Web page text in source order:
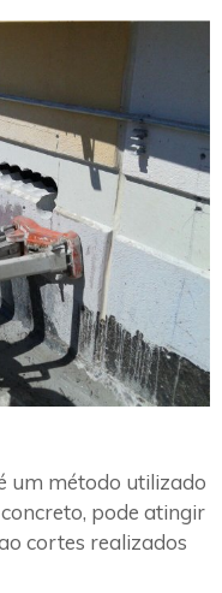
um método utilizado
pode atingir
cortes realizados